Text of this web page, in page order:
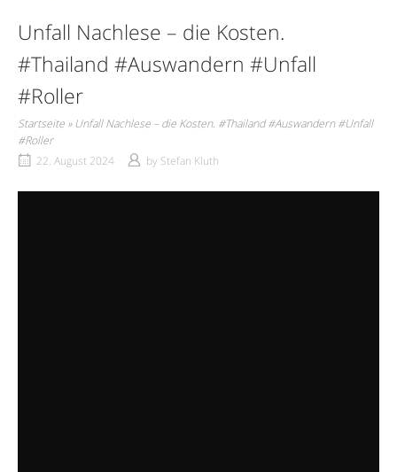
Unfall Nachlese – die Kosten.
#Thailand #Auswandern #Unfall
#Roller
Startseite » Unfall Nachlese – die Kosten. #Thailand #Auswandern #Unfall
#Roller
22. August 2024
by Stefan Kluth